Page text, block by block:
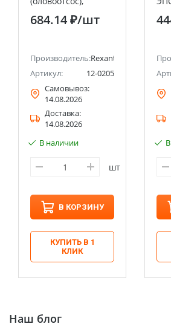
металл REXANT
684.14 ₽/шт
Производитель:Rexant
Артикул:
12-0205
Самовывоз:
14.08.2026
Доставка:
14.08.2026
В наличии
шт
В КОРЗИНУ
КУПИТЬ В 1
КЛИК
Наш блог